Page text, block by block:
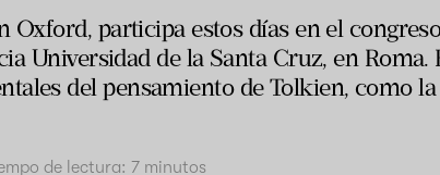
Oxford, participa estos días en el
Universidad de la Santa Cruz, en Roma.
del pensamiento de Tolkien, como
de lectura: 7 minutos